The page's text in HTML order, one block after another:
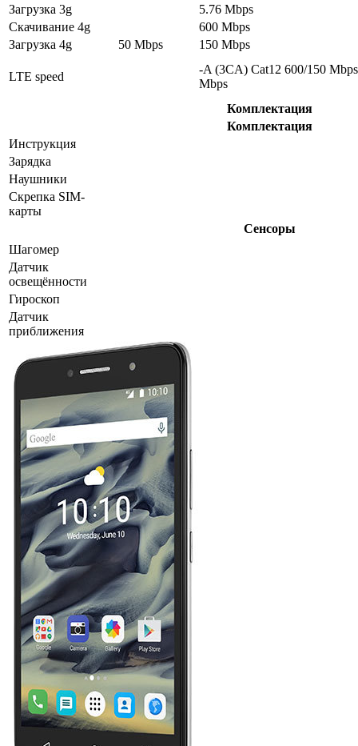
Загрузка 3g
5.76 Mbps
Скачивание 4g
600 Mbps
Загрузка 4g
50 Mbps 150 Mbps
LTE speed
-A (3CA) Cat12 600/150 Mbps
Mbps
Комплектация
Комплектация
Инструкция
Зарядка
Наушники
Скрепка SIM-
карты
Сенсоры
Шагомер
Датчик
освещённости
Гироскоп
Датчик
приближения